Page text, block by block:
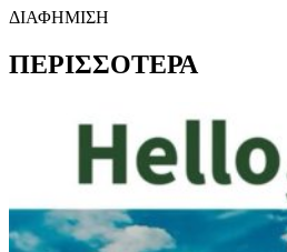
ΔΙΑΦΗΜΙΣΗ
ΠΕΡΙΣΣΟΤΕΡΑ